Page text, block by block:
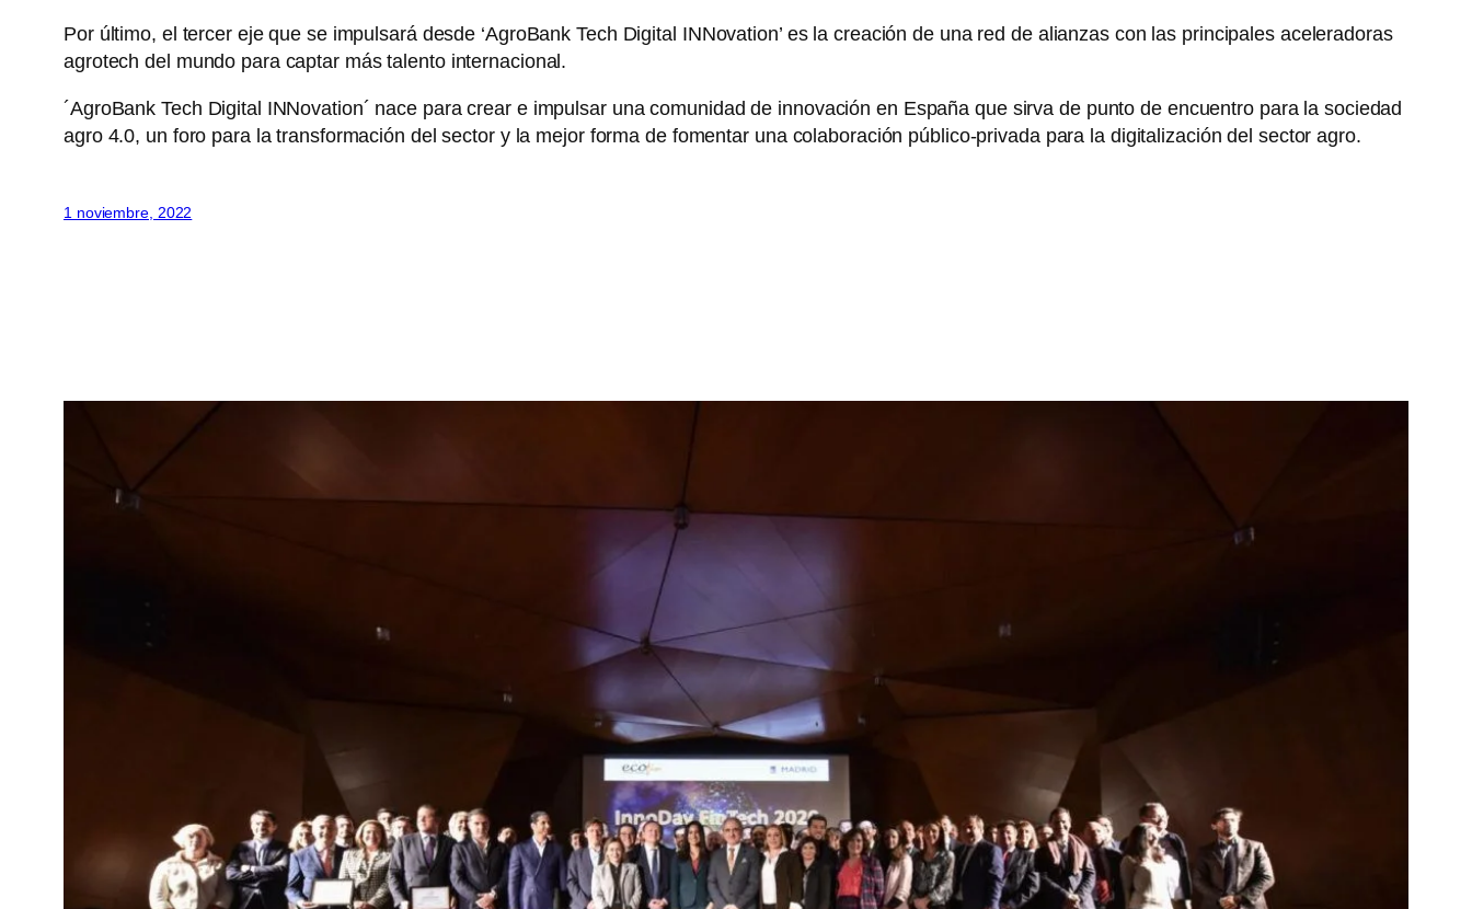
Por último, el tercer eje que se impulsará desde ‘AgroBank Tech Digital INNovation’ es la creación de una red de alianzas con las principales aceleradoras
agrotech del mundo para captar más talento internacional.
´AgroBank Tech Digital INNovation´ nace para crear e impulsar una comunidad de innovación en España que sirva de punto de encuentro para la sociedad
agro 4.0, un foro para la transformación del sector y la mejor forma de fomentar una colaboración público-privada para la digitalización del sector agro.
1 noviembre, 2022